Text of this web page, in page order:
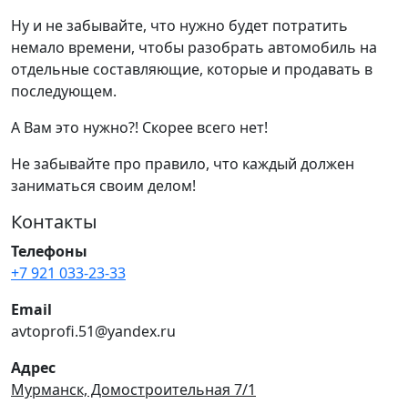
Ну и не забывайте, что нужно будет потратить
немало времени, чтобы разобрать автомобиль на
отдельные составляющие, которые и продавать в
последующем.
А Вам это нужно?! Скорее всего нет!
Не забывайте про правило, что каждый должен
заниматься своим делом!
Контакты
Телефоны
+7 921 033-23-33
Email
avtoprofi.51@yandex.ru
Адрес
Мурманск, Домостроительная 7/1